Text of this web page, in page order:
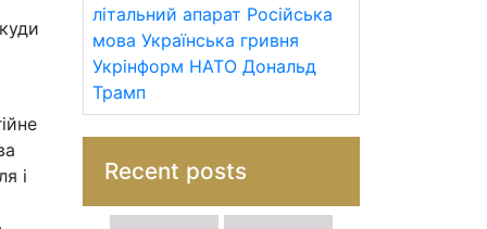
і
літальний апарат Російська
мова Українська гривня
Укрінформ НАТО Дональд
Трамп
Recent posts